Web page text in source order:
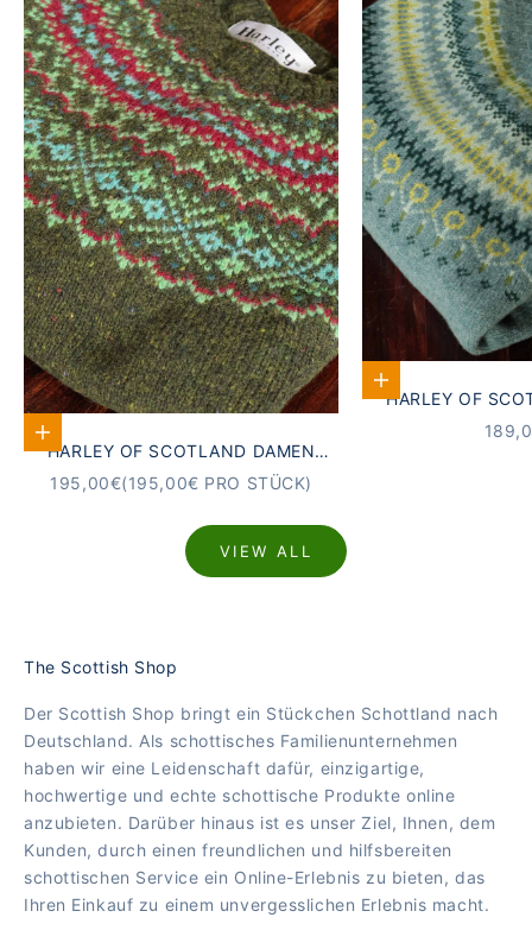
Optionen auswählen
HARLEY OF SCOTLAND DAMEN
SCHURWOLLE FAIR ISLE PULLOVER
ANGEBOT
195,00€(195,00€ PRO STÜCK)
Optionen
HARLEY OF
SUPERFINE
VIEW ALL
The Scottish Shop
Der Scottish Shop bringt ein Stückchen Schottland nach
Deutschland. Als schottisches Familienunternehmen
haben wir eine Leidenschaft dafür, einzigartige,
hochwertige und echte schottische Produkte online
anzubieten. Darüber hinaus ist es unser Ziel, Ihnen, dem
Kunden, durch einen freundlichen und hilfsbereiten
schottischen Service ein Online-Erlebnis zu bieten, das
Ihren Einkauf zu einem unvergesslichen Erlebnis macht.